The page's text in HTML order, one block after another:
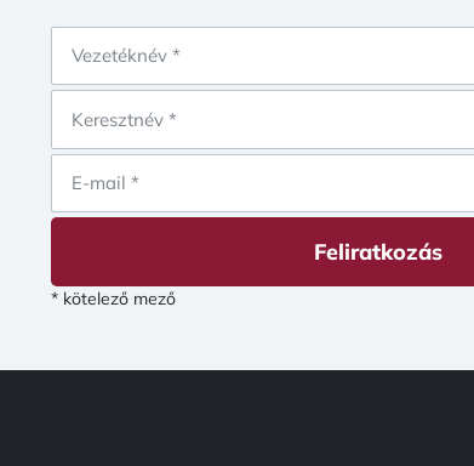
Feliratkozás
* kötelező mező